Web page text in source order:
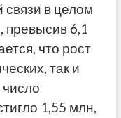
в целом
превысив 6,1
что рост
так и
1,55 млн,